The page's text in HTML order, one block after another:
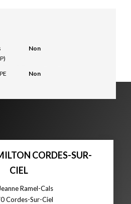
Non
Non
CORDES-SUR-
CIEL
Ramel-Cals
Cordes-Sur-Ciel